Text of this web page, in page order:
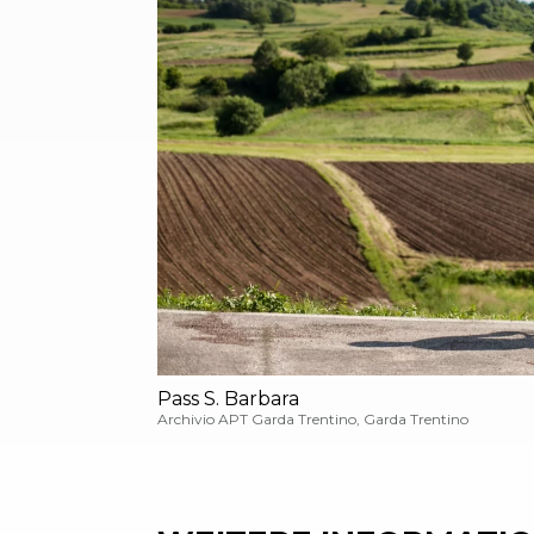
Pass S. Barbara
Archivio APT Garda Trentino, Garda Trentino